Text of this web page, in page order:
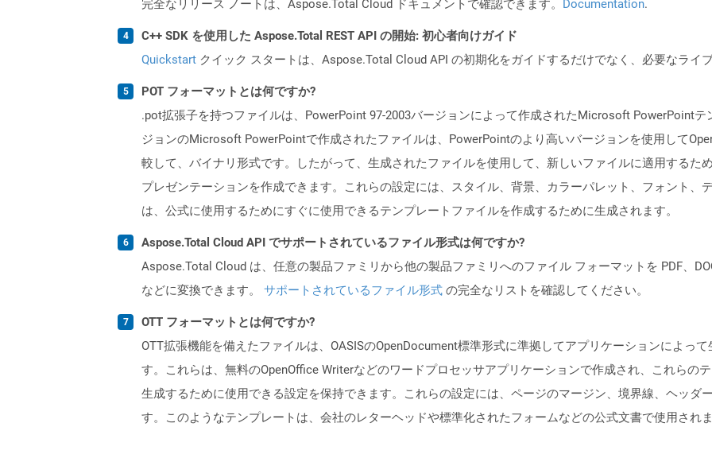
完全なリリース ノートは、Aspose.Total Cloud ドキュメントで確認できます。 Documentation.
C++ SDK を使用した Aspose.Total REST API の開始: 初心者向けガイド
Quickstart クイック スタートは、Aspose.Total Cloud API の初期化をガイドするだけでなく、必要なライ
POT フォーマットとは何ですか?
.pot拡張子を持つファイルは、PowerPoint 97-2003バージョンによって作成されたMicrosoft PowerPoint
ジョンのMicrosoft PowerPointで作成されたファイルは、PowerPointのより高いバージョンを使用して
較して、バイナリ形式です。したがって、生成されたファイルを使用して、新しいファイルに適用するた
プレゼンテーションを作成できます。これらの設定には、スタイル、背景、カラーパレット、フォント、
は、公式に使用するためにすぐに使用できるテンプレートファイルを作成するために生成されます。
Aspose.Total Cloud API でサポートされているファイル形式は何ですか?
Aspose.Total Cloud は、任意の製品ファミリから他の製品ファミリへのファイル フォーマットを PDF、
などに変換できます。 サポートされているファイル形式 の完全なリストを確認してください。
OTT フォーマットとは何ですか?
OTT拡張機能を備えたファイルは、OASISのOpenDocument標準形式に準拠してアプリケーションによっ
す。これらは、無料のOpenOffice Writerなどのワードプロセッサアプリケーションで作成され、これらの
生成するために使用できる設定を保持できます。これらの設定には、ページのマージン、境界線、ヘッダ
す。このようなテンプレートは、会社のレターヘッドや標準化されたフォームなどの公式文書で使用されま